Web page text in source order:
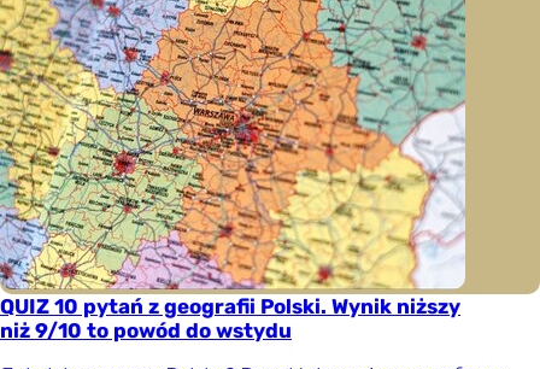
QUIZ 10 pytań z geografii Polski. Wynik niższy
niż 9/10 to powód do wstydu